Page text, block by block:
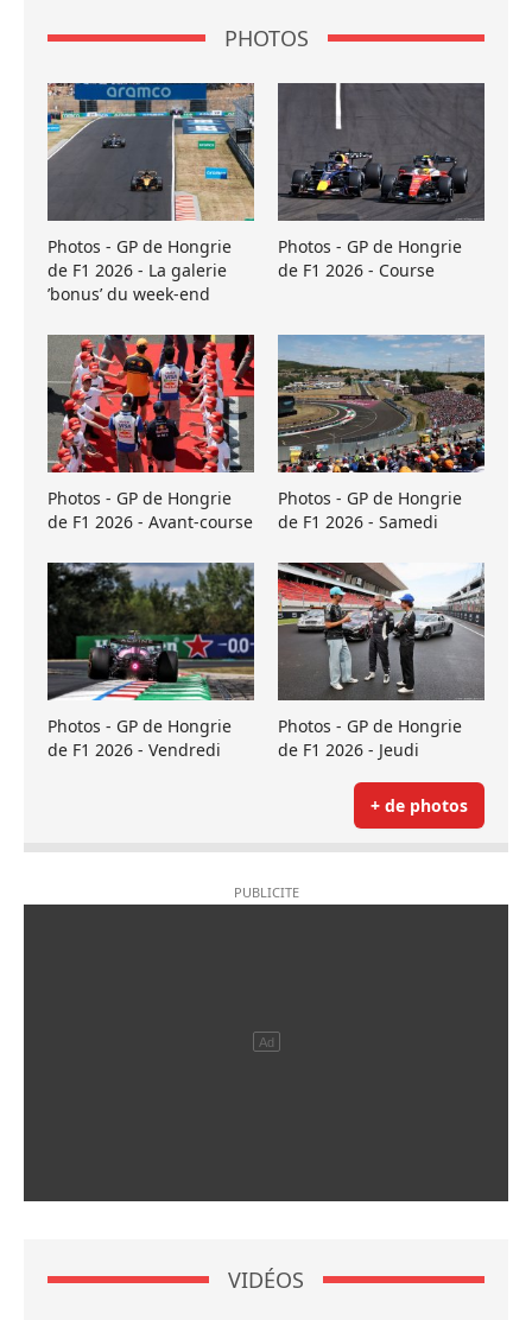
PHOTOS
Photos - GP de Hongrie
de F1 2026 - La galerie
’bonus’ du week-end
Photos - GP de Hongrie
de F1 2026 - Course
Photos - GP de Hongrie
de F1 2026 - Avant-course
Photos - GP de Hongrie
de F1 2026 - Samedi
Photos - GP de Hongrie
de F1 2026 - Vendredi
Photos - GP de Hongrie
de F1 2026 - Jeudi
+ de photos
VIDÉOS